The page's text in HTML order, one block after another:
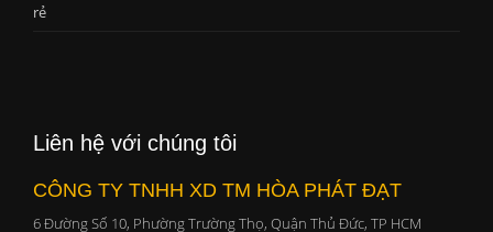
rẻ
Liên hệ với chúng tôi
CÔNG TY TNHH XD TM HÒA PHÁT ĐẠT
6 Đường Số 10, Phường Trường Thọ, Quận Thủ Đức, TP HCM